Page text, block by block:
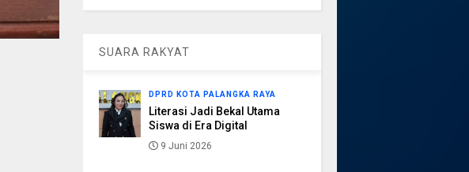
SUARA RAKYAT
DPRD KOTA PALANGKA RAYA
Literasi Jadi Bekal Utama
Siswa di Era Digital
9 Juni 2026